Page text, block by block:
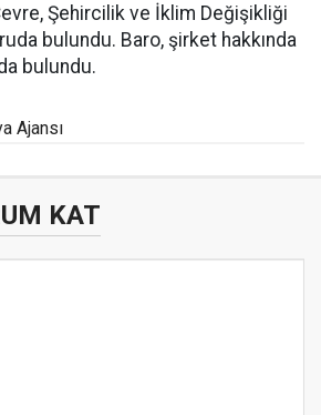
Şehircilik ve İklim Değişikliği
bulundu. Baro, şirket hakkında
bulundu.
Ajansı
KAT